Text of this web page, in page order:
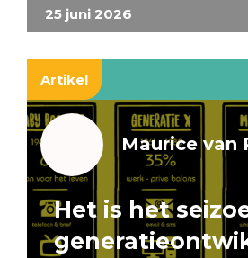
25 juni 2026
Artikel
Maurice van
Het is het